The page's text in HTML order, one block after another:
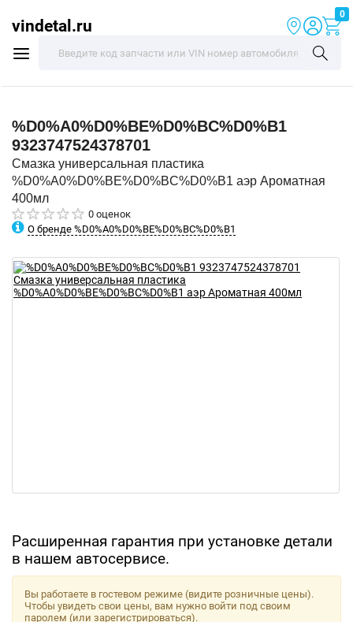
vindetal.ru
0
%D0%A0%D0%BE%D0%BC%D0%B1
9323747524378701
Смазка универсальная пластика
%D0%A0%D0%BE%D0%BC%D0%B1 аэр Ароматная
400мл
0 оценок
О бренде %D0%A0%D0%BE%D0%BC%D0%B1
Расширенная гарантия при установке детали
в нашем автосервисе.
Вы работаете в гостевом режиме (видите розничные цены).
Чтобы увидеть свои цены, вам нужно войти под своим
паролем (или зарегистрироваться).